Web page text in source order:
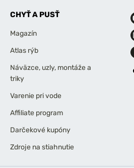
CHYŤ A PUSŤ
Magazín
Atlas rýb
Náväzce, uzly, montáže a
triky
Varenie pri vode
Affiliate program
Darčekové kupóny
Zdroje na stiahnutie